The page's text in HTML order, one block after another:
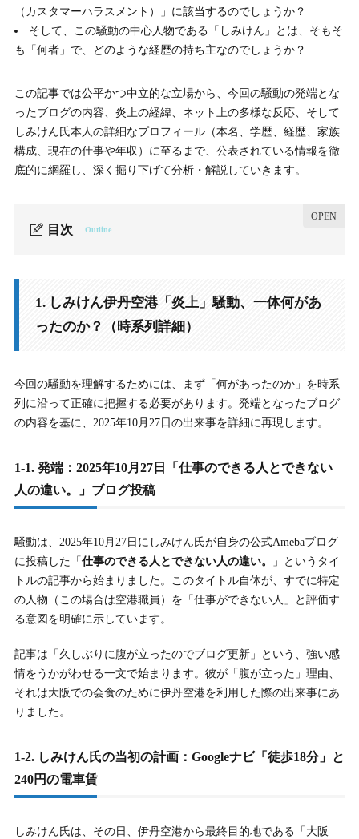
（カスタマーハラスメント）」に該当するのでしょうか？
そして、この騒動の中心人物である「しみけん」とは、そもそ
も「何者」で、どのような経歴の持ち主なのでしょうか？
この記事では公平かつ中立的な立場から、今回の騒動の発端とな
ったブログの内容、炎上の経緯、ネット上の多様な反応、そして
しみけん氏本人の詳細なプロフィール（本名、学歴、経歴、家族
構成、現在の仕事や年収）に至るまで、公表されている情報を徹
底的に網羅し、深く掘り下げて分析・解説していきます。
目次 Outline
1-1. 1-1. 発端：2025年10月27日「仕事のできる人とできない人
の違い。」ブログ投稿
1-3. 1-3. インフォメーションでのやり取り：「遠いですよ」の
警告
の発生
2. 2. しみけんが職員に疑問を呈した理由はなぜ？その主張
2-1. 2-1. 表層的な理由：Googleナビ（18分）と現実（45分）の
致命的なギャップ
2-2.
2-3. しみけん氏の仕事観：「ドリルの穴理論」とは何か
2-4. 2-4. 独自の分析：「プロ」の対応とは何か？しみけん氏の
期待値
2-5. 2-5. 比較：インフォメーション業務の「一般的な範囲」と
1. しみけん伊丹空港「炎上」騒動、一体何があ
ったのか？（時系列詳細）
今回の騒動を理解するためには、まず「何があったのか」を時系
列に沿って正確に把握する必要があります。発端となったブログ
の内容を基に、2025年10月27日の出来事を詳細に再現します。
1-1. 発端：2025年10月27日「仕事のできる人とできない
人の違い。」ブログ投稿
騒動は、2025年10月27日にしみけん氏が自身の公式Amebaブログ
に投稿した「 仕事のできる人とできない人の違い。
」というタイ
トルの記事から始まりました。このタイトル自体が、すでに特定
の人物（この場合は空港職員）を「仕事ができない人」と評価す
る意図を明確に示しています。
記事は「久しぶりに腹が立ったのでブログ更新」という、強い感
情をうかがわせる一文で始まります。彼が「腹が立った」理由、
それは大阪での会食のために伊丹空港を利用した際の出来事にあ
りました。
1-2. しみけん氏の当初の計画：Googleナビ「徒歩18分」と
240円の電車賃
しみけん氏は、その日、伊丹空港から最終目的地である「大阪